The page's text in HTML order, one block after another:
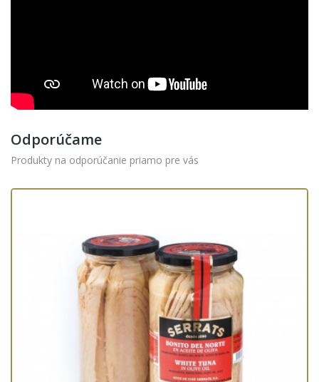
Odporúčame
Produkty na odporúčanie priamo pre vás